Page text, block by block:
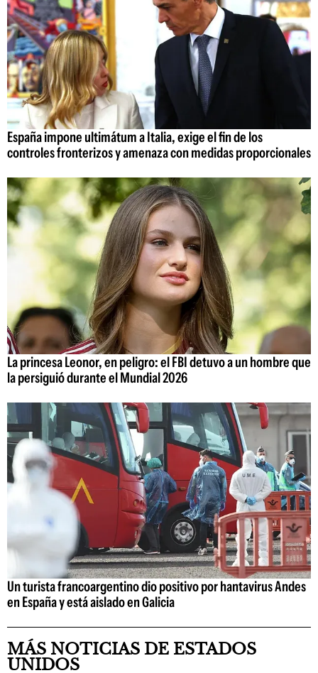
España impone ultimátum a Italia, exige el fin de los
controles fronterizos y amenaza con medidas proporcionales
La princesa Leonor, en peligro: el FBI detuvo a un hombre que
la persiguió durante el Mundial 2026
Un turista francoargentino dio positivo por hantavirus Andes
en España y está aislado en Galicia
MÁS NOTICIAS DE ESTADOS
UNIDOS